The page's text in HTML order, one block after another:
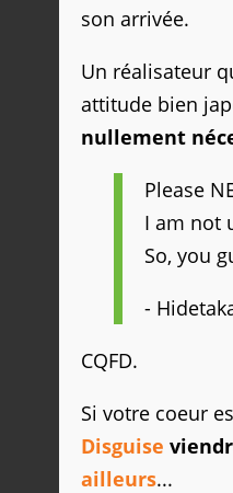
son arrivée.
Un réalisateur
attitude bien
nullement
Please
I am not
So, you
-
CQFD.
Si votre coeur
Disguise
ailleurs...